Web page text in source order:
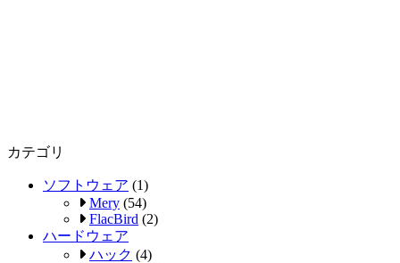
カテゴリ
ソフトウェア (1)
Mery (54)
FlacBird (2)
ハードウェア
ハック (4)